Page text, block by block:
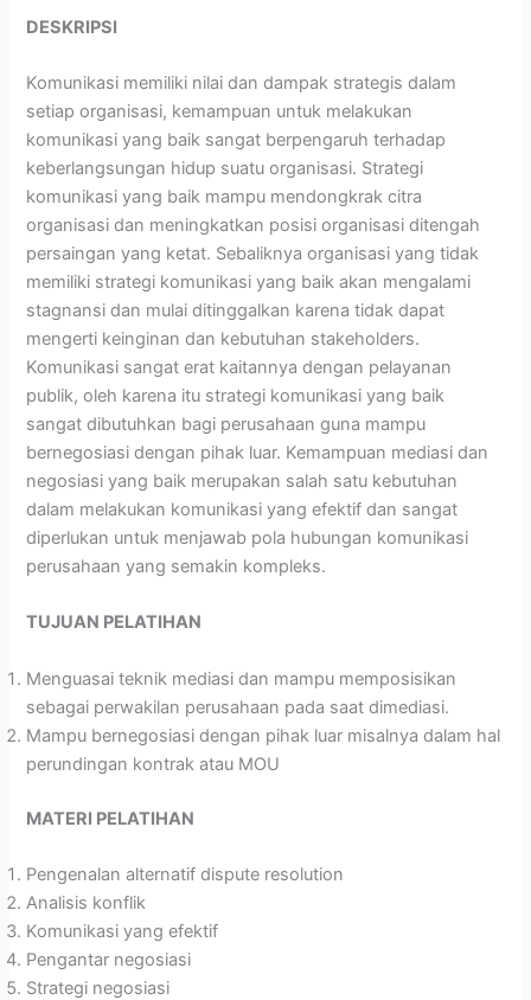
DESKRIPSI
Komunikasi memiliki nilai dan dampak strategis dalam
setiap organisasi, kemampuan untuk melakukan
komunikasi yang baik sangat berpengaruh terhadap
keberlangsungan hidup suatu organisasi. Strategi
komunikasi yang baik mampu mendongkrak citra
organisasi dan meningkatkan posisi organisasi ditengah
persaingan yang ketat. Sebaliknya organisasi yang tidak
memiliki strategi komunikasi yang baik akan mengalami
stagnansi dan mulai ditinggalkan karena tidak dapat
mengerti keinginan dan kebutuhan stakeholders.
Komunikasi sangat erat kaitannya dengan pelayanan
publik, oleh karena itu strategi komunikasi yang baik
sangat dibutuhkan bagi perusahaan guna mampu
bernegosiasi dengan pihak luar. Kemampuan mediasi dan
negosiasi yang baik merupakan salah satu kebutuhan
dalam melakukan komunikasi yang efektif dan sangat
diperlukan untuk menjawab pola hubungan komunikasi
perusahaan yang semakin kompleks.
TUJUAN PELATIHAN
Menguasai teknik mediasi dan mampu memposisikan
sebagai perwakilan perusahaan pada saat dimediasi.
Mampu bernegosiasi dengan pihak luar misalnya dalam hal
perundingan kontrak atau MOU
MATERI PELATIHAN
Pengenalan alternatif dispute resolution
Analisis konflik
Komunikasi yang efektif
Pengantar negosiasi
Strategi negosiasi